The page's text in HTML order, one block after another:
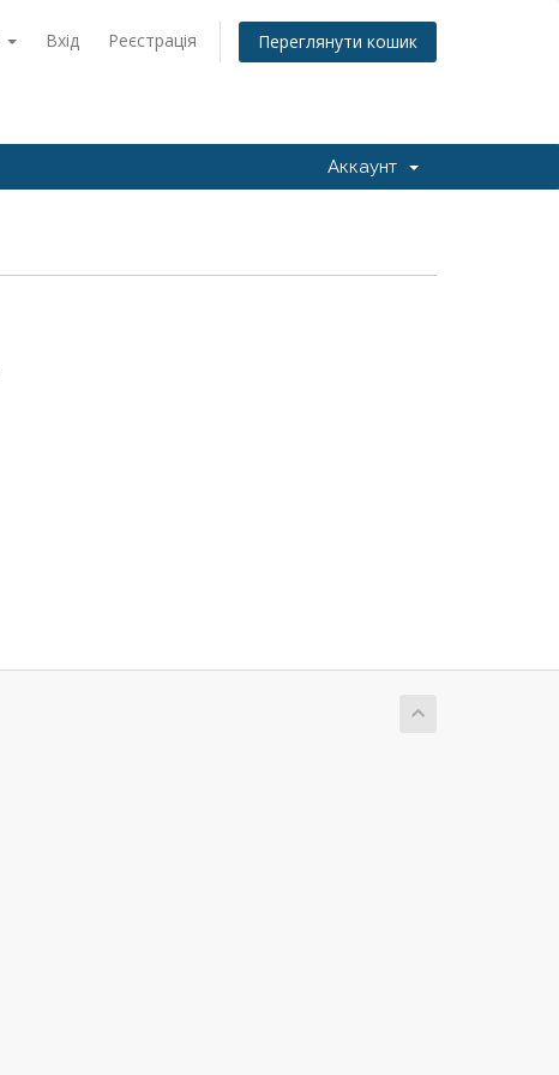
Вхід Реєстрація Переглянути кошик
Аккаунт